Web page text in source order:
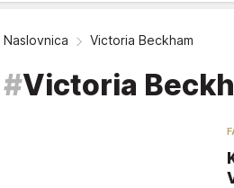
Naslovnica Victoria Beckham
#Victoria